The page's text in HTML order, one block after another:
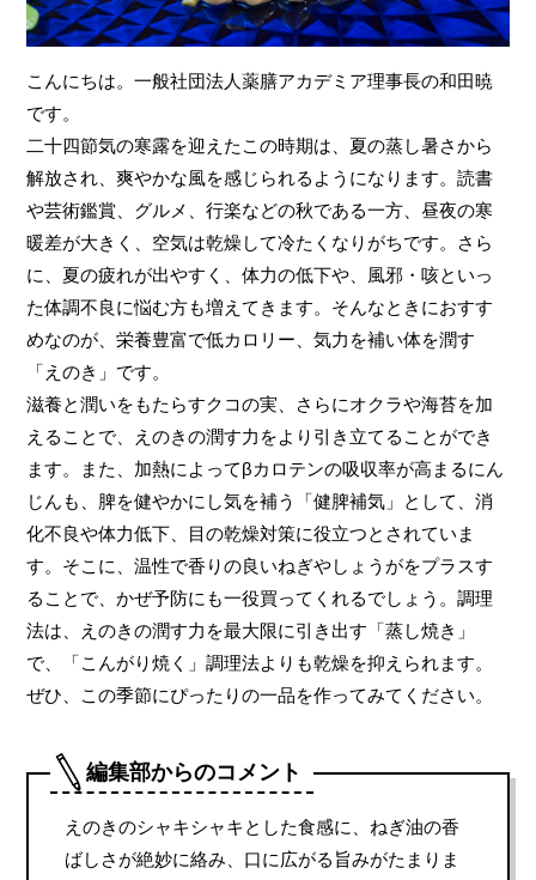
こんにちは。一般社団法人薬膳アカデミア理事長の和田暁
です。
二十四節気の寒露を迎えたこの時期は、夏の蒸し暑さから
解放され、爽やかな風を感じられるようになります。読書
や芸術鑑賞、グルメ、行楽などの秋である一方、昼夜の寒
暖差が大きく、空気は乾燥して冷たくなりがちです。さら
に、夏の疲れが出やすく、体力の低下や、風邪・咳といっ
た体調不良に悩む方も増えてきます。そんなときにおすす
めなのが、栄養豊富で低カロリー、気力を補い体を潤す
「えのき」です。
滋養と潤いをもたらすクコの実、さらにオクラや海苔を加
えることで、えのきの潤す力をより引き立てることができ
ます。また、加熱によってβカロテンの吸収率が高まるにん
じんも、脾を健やかにし気を補う「健脾補気」として、消
化不良や体力低下、目の乾燥対策に役立つとされていま
す。そこに、温性で香りの良いねぎやしょうがをプラスす
ることで、かぜ予防にも一役買ってくれるでしょう。調理
法は、えのきの潤す力を最大限に引き出す「蒸し焼き」
で、「こんがり焼く」調理法よりも乾燥を抑えられます。
ぜひ、この季節にぴったりの一品を作ってみてください。
編集部からのコメント
えのきのシャキシャキとした食感に、ねぎ油の香
ばしさが絶妙に絡み、口に広がる旨みがたまりま